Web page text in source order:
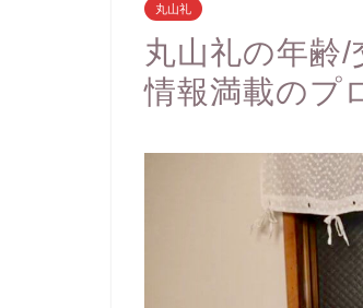
丸山礼
丸山礼の年齢/
情報満載のプ